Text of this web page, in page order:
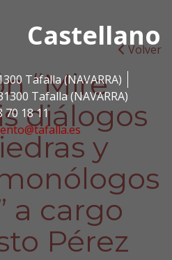
Castellano
Tafalla (NAVARRA)
Tafalla (NAVARRA)
70 18 11
Volver
“Mire
diálogos
y
a cargo
Pérez